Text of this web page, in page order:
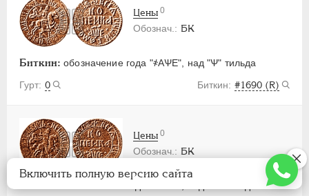
БК
Биткин: обозначение года "҂АѰЕ", над "Ѱ" тильда
0
#1690 (R)
Цены 0
БК
Цены 0
Включить полную версию сайта